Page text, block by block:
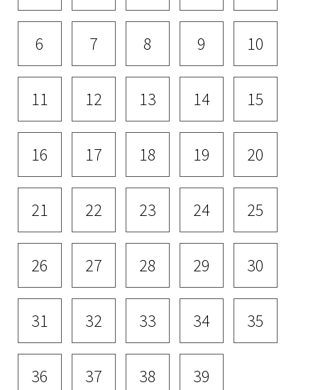
6 7 8 9 10
11 12 13 14 15
16 17 18 19 20
21 22 23 24 25
26 27 28 29 30
31 32 33 34 35
36 37 38 39